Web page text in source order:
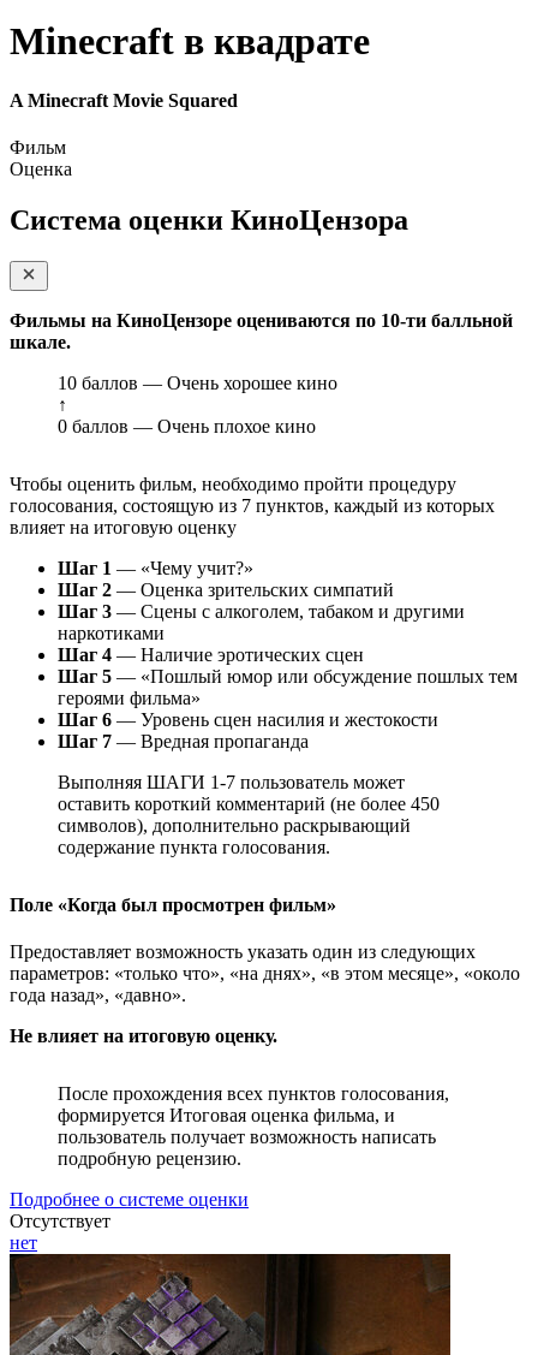
Minecraft в квадрате
A Minecraft Movie Squared
Фильм
Оценка
Система оценки КиноЦензора
Фильмы на КиноЦензоре оцениваются по 10-ти балльной
шкале.
10 баллов — Очень хорошее кино
↑
0 баллов — Очень плохое кино
Чтобы оценить фильм, необходимо пройти процедуру
голосования, состоящую из 7 пунктов, каждый из которых
влияет на итоговую оценку
Шаг 1 — «Чему учит?»
Шаг 2 — Оценка зрительских симпатий
Шаг 3 — Сцены с алкоголем, табаком и другими
наркотиками
Шаг 4 — Наличие эротических сцен
Шаг 5 — «Пошлый юмор или обсуждение пошлых тем
героями фильма»
Шаг 6 — Уровень сцен насилия и жестокости
Шаг 7 — Вредная пропаганда
Выполняя ШАГИ 1-7 пользователь может
оставить короткий комментарий (не более 450
символов), дополнительно раскрывающий
содержание пункта голосования.
Поле «Когда был просмотрен фильм»
Предоставляет возможность указать один из следующих
параметров: «только что», «на днях», «в этом месяце», «около
года назад», «давно».
Не влияет на итоговую оценку.
После прохождения всех пунктов голосования,
формируется Итоговая оценка фильма, и
пользователь получает возможность написать
подробную рецензию.
Подробнее о системе оценки
Отсутствует
нет